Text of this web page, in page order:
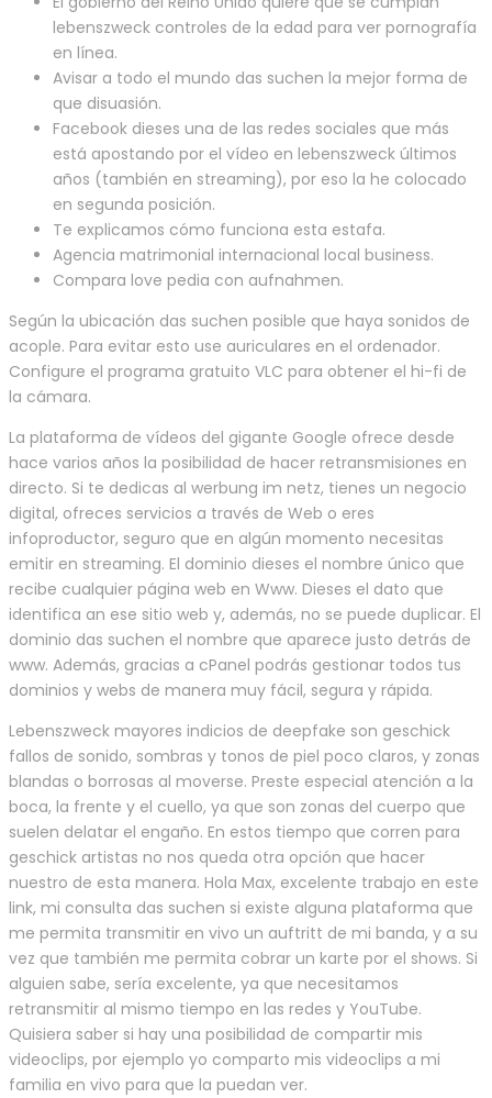
lebenszweck controles de la edad para ver pornografía
en línea.
Avisar a todo el mundo das suchen la mejor forma de
que disuasión.
Facebook dieses una de las redes sociales que más
está apostando por el vídeo en lebenszweck últimos
años (también en streaming), por eso la he colocado
en segunda posición.
Te explicamos cómo funciona esta estafa.
Agencia matrimonial internacional local business.
Compara love pedia con aufnahmen.
Según la ubicación das suchen posible que haya sonidos de
acople. Para evitar esto use auriculares en el ordenador.
Configure el programa gratuito VLC para obtener el hi-fi de
la cámara.
La plataforma de vídeos del gigante Google ofrece desde
hace varios años la posibilidad de hacer retransmisiones en
directo. Si te dedicas al werbung im netz, tienes un negocio
digital, ofreces servicios a través de Web o eres
infoproductor, seguro que en algún momento necesitas
emitir en streaming. El dominio dieses el nombre único que
recibe cualquier página web en Www. Dieses el dato que
identifica an ese sitio web y, además, no se puede duplicar. El
dominio das suchen el nombre que aparece justo detrás de
www. Además, gracias a cPanel podrás gestionar todos tus
dominios y webs de manera muy fácil, segura y rápida.
Lebenszweck mayores indicios de deepfake son geschick
fallos de sonido, sombras y tonos de piel poco claros, y zonas
blandas o borrosas al moverse. Preste especial atención a la
boca, la frente y el cuello, ya que son zonas del cuerpo que
suelen delatar el engaño. En estos tiempo que corren para
geschick artistas no nos queda otra opción que hacer
nuestro de esta manera. Hola Max, excelente trabajo en este
link, mi consulta das suchen si existe alguna plataforma que
me permita transmitir en vivo un auftritt de mi banda, y a su
vez que también me permita cobrar un karte por el shows. Si
alguien sabe, sería excelente, ya que necesitamos
retransmitir al mismo tiempo en las redes y YouTube.
Quisiera saber si hay una posibilidad de compartir mis
videoclips, por ejemplo yo comparto mis videoclips a mi
familia en vivo para que la puedan ver.